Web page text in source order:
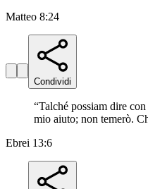
Matteo 8:24
Condividi
“Talché possiam dire
mio aiuto; non temerò.
Ebrei 13:6